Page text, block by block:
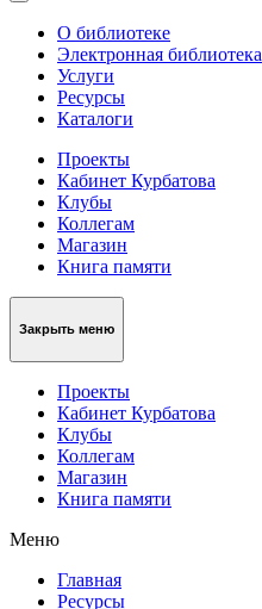
О библиотеке
Электронная библиотека
Услуги
Ресурсы
Каталоги
Проекты
Кабинет Курбатова
Клубы
Коллегам
Магазин
Книга памяти
Закрыть меню
Проекты
Кабинет Курбатова
Клубы
Коллегам
Магазин
Книга памяти
Меню
Главная
Ресурсы